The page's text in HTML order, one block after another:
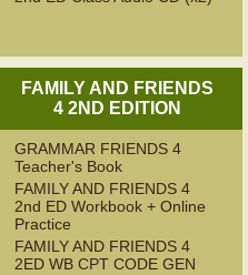
FAMILY AND FRIENDS
4 2ND EDITION
GRAMMAR FRIENDS 4
Teacher's Book
FAMILY AND FRIENDS 4
2nd ED Workbook + Online
Practice
FAMILY AND FRIENDS 4
2ED WB CPT CODE GEN